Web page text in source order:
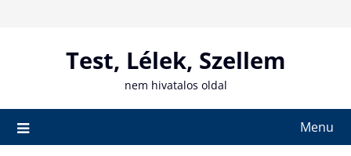
Test, Lélek, Szellem
nem hivatalos oldal
Menu